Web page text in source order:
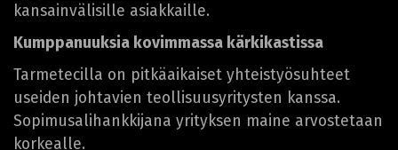
kansainvälisille asiakkaille.
Kumppanuuksia kovimmassa kärkikastissa
Tarmetecilla on pitkäaikaiset yhteistyösuhteet
useiden johtavien teollisuusyritysten kanssa.
Sopimusalihankkijana yrityksen maine arvostetaan
korkealle.